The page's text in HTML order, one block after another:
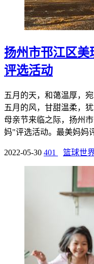
扬州市邗江区
评选活动
五月的天，和蔼温厚，
五月的风，甘甜温柔，
母亲节来临之际，扬州
妈"评选活动。最美妈妈
2022-05-30 401 篮球世